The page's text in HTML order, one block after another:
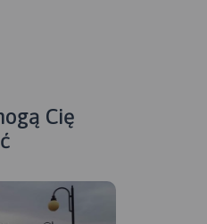
Cię